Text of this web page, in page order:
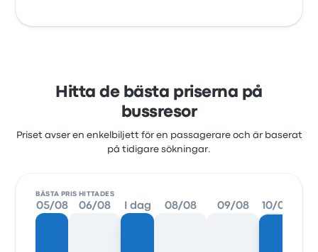
Hitta de bästa priserna på
bussresor
Priset avser en enkelbiljett för en passagerare och är baserat
på tidigare sökningar.
BÄSTA PRIS HITTADES
05/08 06/08 I dag 08/08 09/08 10/08